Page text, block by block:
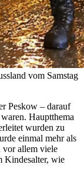
vom Samstag
Peskow – darauf
Hauptthema
wurden zu
einmal mehr als
vor allem viele
Kindesalter, wie